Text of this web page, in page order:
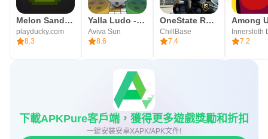
Melon Sandbox
playducky.com
8.3
Yalla Ludo - Ludo&Jackaroo
Aviva Sun
8.6
OneState RP - Role Play Life
ChillBase
7.4
Among
Innersloth
7.2
下載APKPure客戶端，獲得更多遊戲獎勵和折扣
一鍵安裝安卓XAPK/APK文件!